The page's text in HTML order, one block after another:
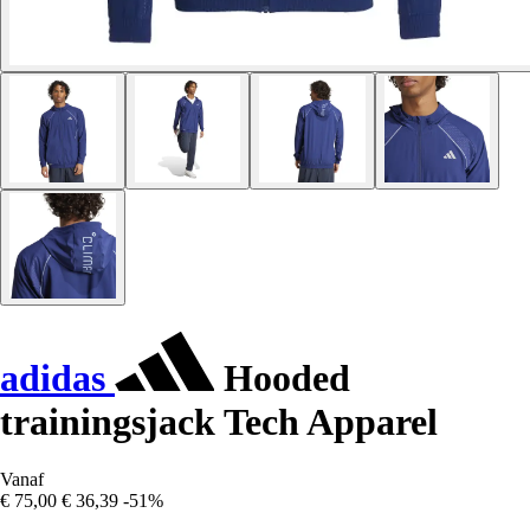
adidas
Hooded
trainingsjack Tech Apparel
Vanaf
€ 75,00 € 36,39 -51%